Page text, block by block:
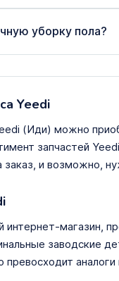
уборку пола?
Yeedi
(Иди) можно
запчастей
и возможно,
интернет-магазин,
заводские
аналоги